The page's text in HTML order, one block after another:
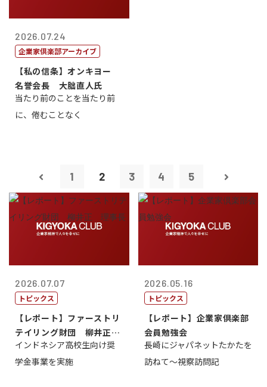
2026.07.24
企業家倶楽部アーカイブ
【私の信条】オンキヨー
名誉会長 大朏直人氏
当たり前のことを当たり前
に、倦むことなく
1 2 3 4 5
2026.07.07
トピックス
【レポート】ファーストリ
テイリング財団 柳井正
理事長
インドネシア高校生向け奨
学金事業を実施
2026.05.16
トピックス
【レポート】企業家倶楽部
会員勉強会
長崎にジャパネットたかたを
訪ねて～視察訪問記